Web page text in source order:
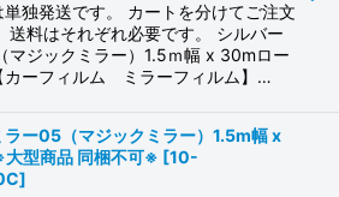
単独発送です。 カートを分けてご注文
送料はそれぞれ必要です。 シルバー
マジックミラー）1.5ｍ幅 x 30mロー
ーフィルム ミラーフィルム】…
ラー05（マジックミラー）1.5m幅 x
型商品 同梱不可※ [10-
]